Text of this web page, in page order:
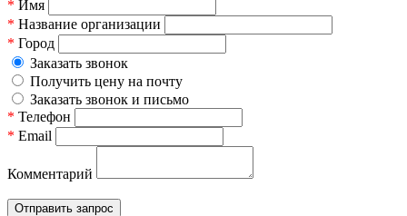
* Имя
* Название организации
* Город
Заказать звонок
Получить цену на почту
Заказать звонок и письмо
* Телефон
* Email
Комментарий